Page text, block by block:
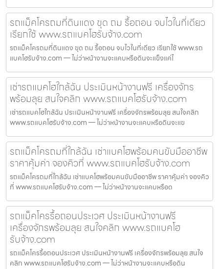
รถแม็คโครถมที่ดินแดง ขุด ถม รื้อถอน จบไวในที่เดียว
เรียกใช้ www.รถแบคโฮรับจ้าง.com
รถแม็คโครถมที่ดินแดง ขุด ถม รื้อถอน จบไวในที่เดียว เรียกใช้ www.รถ
แบคโฮรับจ้าง.com — ไม่ว่าหน้างานจะแคบหรือดินจะแข็งแค่ไ
เช่ารถแบคโฮใกล้ฉัน ประเมินหน้างานฟรี เครื่องจักร
พร้อมลุย สนใจคลิก www.รถแบคโฮรับจ้าง.com
เช่ารถแบคโฮใกล้ฉัน ประเมินหน้างานฟรี เครื่องจักรพร้อมลุย สนใจคลิก
www.รถแบคโฮรับจ้าง.com — ไม่ว่าหน้างานจะแคบหรือดินจะแข
รถแม็คโครถมที่ใกล้ฉัน เช่าแบคโฮพร้อมคนขับมืออาชีพ
ราคาคุ้มค่า จองคิวที่ www.รถแบคโฮรับจ้าง.com
รถแม็คโครถมที่ใกล้ฉัน เช่าแบคโฮพร้อมคนขับมืออาชีพ ราคาคุ้มค่า จองคิว
ที่ www.รถแบคโฮรับจ้าง.com — ไม่ว่าหน้างานจะแคบหรือด
รถแม็คโครรื้อถอนประเวศ ประเมินหน้างานฟรี
เครื่องจักรพร้อมลุย สนใจคลิก www.รถแบคโฮ
รับจ้าง.com
รถแม็คโครรื้อถอนประเวศ ประเมินหน้างานฟรี เครื่องจักรพร้อมลุย สนใจ
คลิก www.รถแบคโฮรับจ้าง.com — ไม่ว่าหน้างานจะแคบหรือดิน